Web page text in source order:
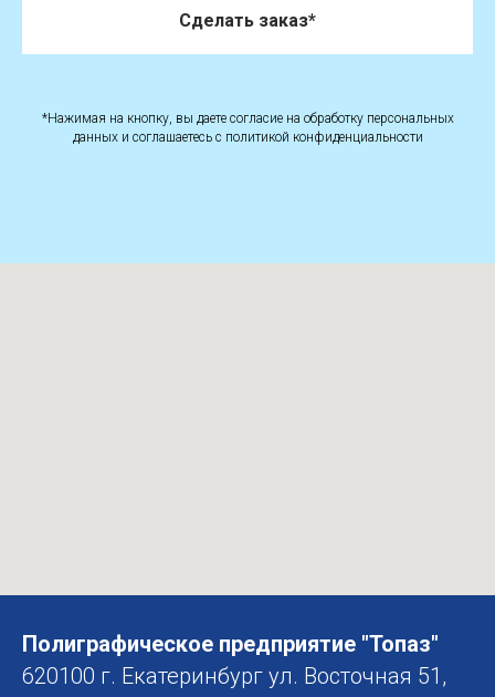
Сделать заказ*
*Нажимая на кнопку, вы даете согласие на обработку персональных
данных и соглашаетесь c политикой конфиденциальности
Полиграфическое предприятие "Топаз"
620100 г. Екатеринбург ул. Восточная 51,